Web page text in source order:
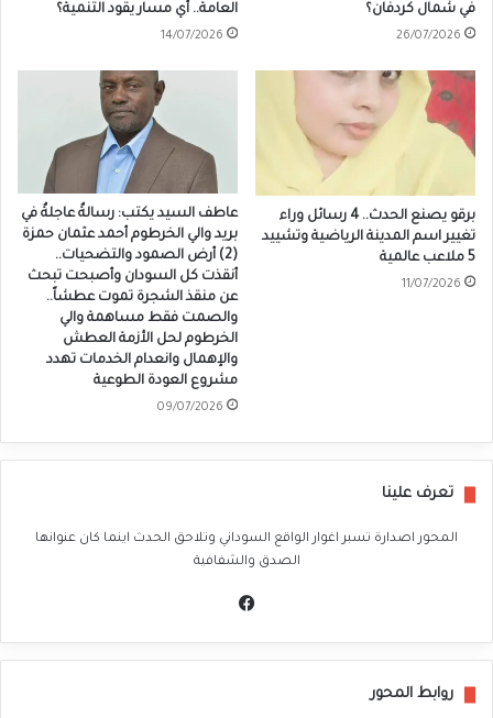
في شمال كردفان؟
26/07/2026
العامة.. أي مسار يقود التنمية؟
14/07/2026
برقو يصنع الحدث.. 4 رسائل وراء
تغيير اسم المدينة الرياضية وتشييد
5 ملاعب عالمية
11/07/2026
عاطف السيد يكتب: رسالةٌ عاجلةٌ في
بريد والي الخرطوم أحمد عثمان حمزة
(2) أرض الصمود والتضحيات..
أنقذت كل السودان وأصبحت تبحث
عن منقذ الشجرة تموت عطشاً..
والصمت فقط مساهمة والي
الخرطوم لحل الأزمة العطش
والإهمال وانعدام الخدمات تهدد
مشروع العودة الطوعية
09/07/2026
تعرف علينا
المحور اصدارة تسبر اغوار الواقع السوداني وتلاحق الحدث اينما كان عنوانها
الصدق والشفافية
روابط المحور